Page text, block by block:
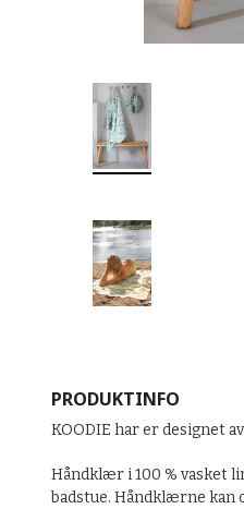
PRODUKTINFO
KOODIE har er designet
Håndklær i 100 % vasket
badstue. Håndklærne kan